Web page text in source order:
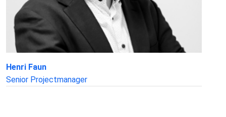
Henri Faun
Senior Projectmanager